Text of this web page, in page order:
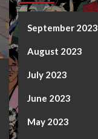
September 2023
August 2023
July 2023
June 2023
May 2023